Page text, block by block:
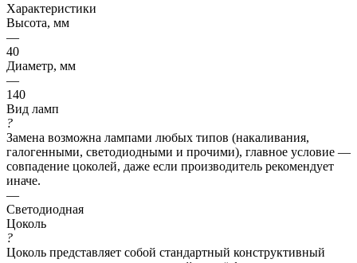
Характеристики
Высота, мм
—
40
Диаметр, мм
—
140
Вид ламп
?
Замена возможна лампами любых типов (накаливания,
галогенными, светодиодными и прочими), главное условие —
совпадение цоколей, даже если производитель рекомендует
иначе.
—
Светодиодная
Цоколь
?
Цоколь представляет собой стандартный конструктивный